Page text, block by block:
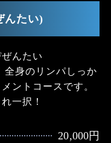
んたい)
ぜんたい
全身のリンパしっか
ントコースです。
一択！
20,000円